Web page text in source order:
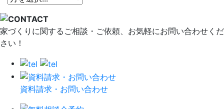
家づくりに関するご相談・ご依頼、お気軽にお問い合わせくだ
さい！
資料請求・お問い合わせ